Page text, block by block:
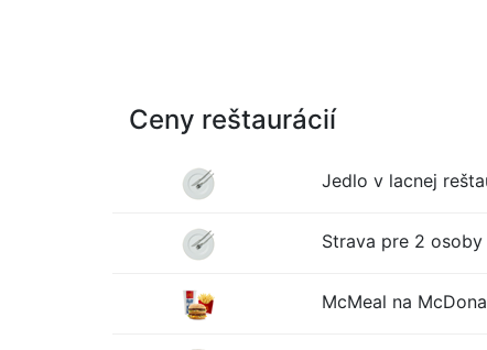
Ceny reštaurácií
Jedlo v lacnej
Strava pre 2
McMeal na